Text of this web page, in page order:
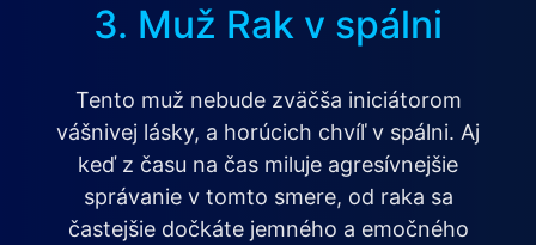
3. Muž Rak v spálni
Tento muž nebude zväčša iniciátorom
vášnivej lásky, a horúcich chvíľ v spálni. Aj
keď z času na čas miluje agresívnejšie
správanie v tomto smere, od raka sa
častejšie dočkáte jemného a emočného